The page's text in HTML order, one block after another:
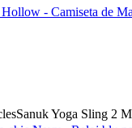
- Camiseta de
Sanuk Yoga Sling 2